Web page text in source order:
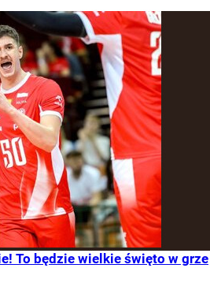
To będzie wielkie święto w grze